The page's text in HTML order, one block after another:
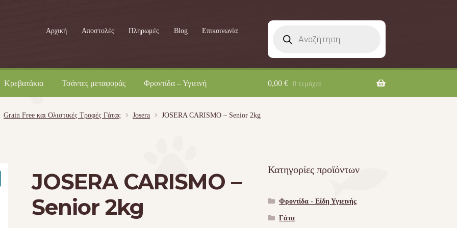
Αρχική Αποστολές Πληρωμές Blog Επικοινωνία
search
Κρεβατάκια Τσάντες μεταφοράς Φροντίδα – Υγιεινή 0,00 € 0 τεμάχια
Grain Free και Ολιστικές Τροφές Γάτας Josera JOSERA CARISMO – Senior 2kg
JOSERA CARISMO –
Senior 2kg
Κατηγορίες προϊόντων
Φροντίδα - Είδη Υγιεινής
Γάτα